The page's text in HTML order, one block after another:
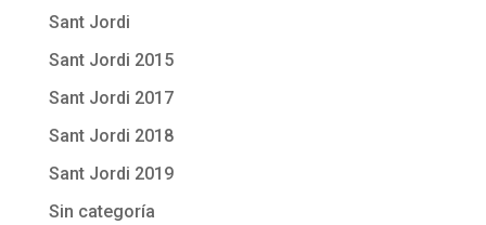
Sant Jordi
Sant Jordi 2015
Sant Jordi 2017
Sant Jordi 2018
Sant Jordi 2019
Sin categoría